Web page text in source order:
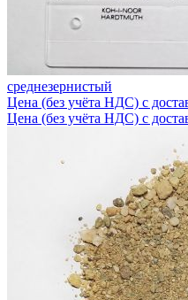
среднезернистый
Цена (без учёта НДС) с
Цена (без учёта НДС) с